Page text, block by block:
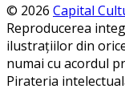
© 2026 Capital
Reproducerea
ilustrațiilor din
numai cu acordul
Pirateria